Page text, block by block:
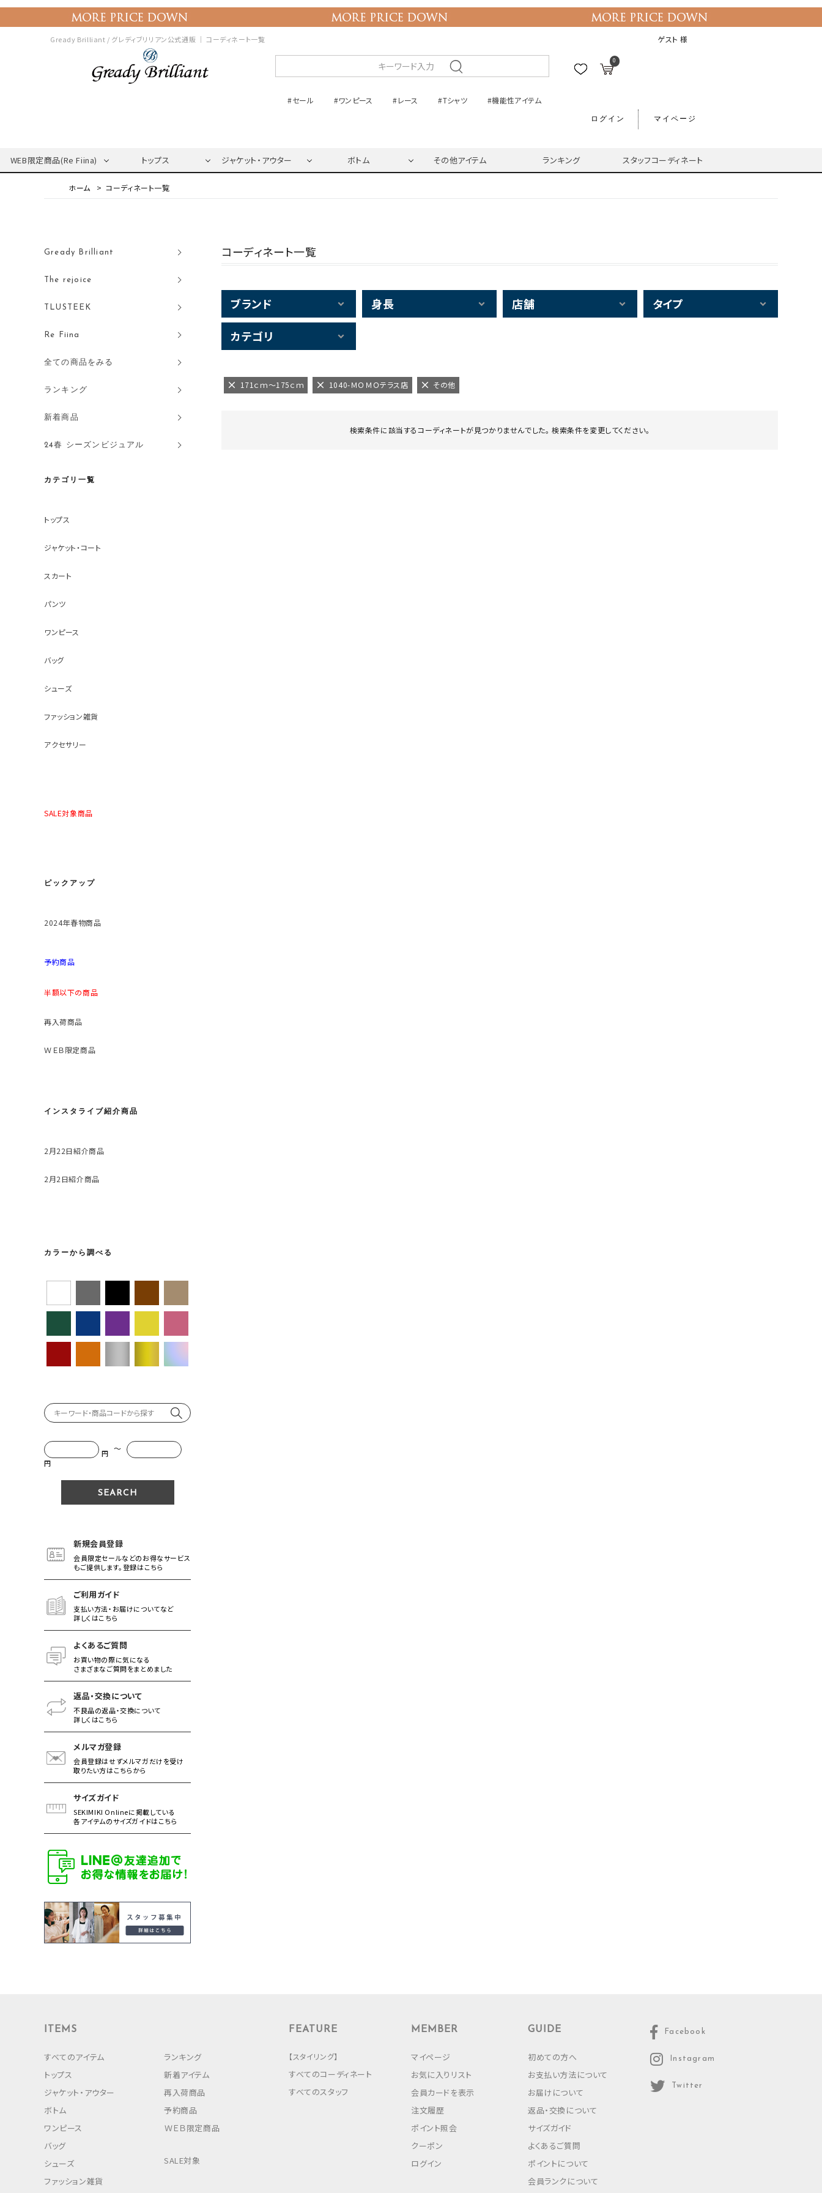
Gready Brilliant / グレディブリリアン公式通販 ｜ コーディネート一覧 ゲスト 様
0
#セール #ワンピース #レース #Tシャツ #機能性アイテム
ログイン マイページ
WEB限定商品(Re Fiina) トップス ジャケット・アウター ボトム その他アイテム ランキング スタッフコーディネート
コーディネート一覧
Gready Brilliant
The rejoice
TLUSTEEK
Re Fiina
全ての商品をみる
ランキング
新着商品
24春 シーズンビジュアル
カテゴリ一覧
トップス
ジャケット・コート
スカート
パンツ
ワンピース
バッグ
シューズ
ファッション雑貨
アクセサリー
SALE対象商品
ピックアップ
2024年春物商品
予約商品
半額以下の商品
再入荷商品
ＷＥＢ限定商品
インスタライブ紹介商品
2月22日紹介商品
2月2日紹介商品
カラーから調べる
円 ～
円
新規会員登録
会員限定セールなどのお得なサービス
もご提供します。登録はこちら
ご利用ガイド
支払い方法・お届けについてなど
詳しくはこちら
よくあるご質問
お買い物の際に気になる
さまざまなご質問をまとめました
返品・交換について
不良品の返品・交換について
詳しくはこちら
メルマガ登録
会員登録はせずメルマガだけを受け
取りたい方はこちらから
サイズガイド
SEKIMIKI Onlineに掲載している
各アイテムのサイズガイドはこちら
コーディネート一覧
ブランド 身長 店舗 タイプ
カテゴリ
171ｃｍ～175ｃｍ 1040-ＭＯＭＯテラス店 その他
検索条件に該当するコーディネートが見つかりませんでした。 検索条件を変更してください。
ITEMS
すべてのアイテム
トップス
ジャケット・アウター
ボトム
ワンピース
バッグ
シューズ
ファッション雑貨
ランキング
新着アイテム
再入荷商品
予約商品
ＷＥＢ限定商品
SALE対象
FEATURE
【スタイリング】
すべてのコーディネート
すべてのスタッフ
MEMBER
マイページ
お気に入りリスト
会員カードを表示
注文履歴
ポイント照会
クーポン
ログイン
GUIDE
初めての方へ
お支払い方法について
お届けについて
返品・交換について
サイズガイド
よくあるご質問
ポイントについて
会員ランクについて
Facebook
Instagram
Twitter